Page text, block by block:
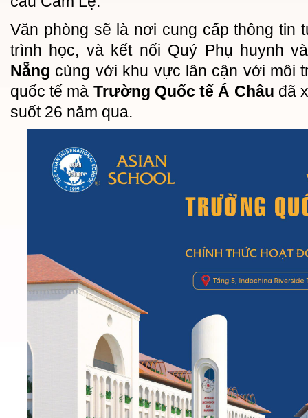
Văn phòng sẽ là nơi cung cấp thông tin
trình học, và kết nối Quý Phụ huynh
Nẵng cùng với khu vực lân cận với môi
quốc tế mà Trường Quốc tế Á Châu đã
suốt 26 năm qua.